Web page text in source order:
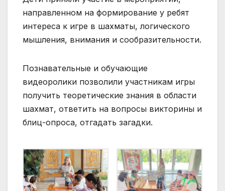
направленном на формирование у ребят
интереса к игре в шахматы, логического
мышления, внимания и сообразительности.
Познавательные и обучающие
видеоролики позволили участникам игры
получить теоретические знания в области
шахмат, ответить на вопросы викторины и
блиц-опроса, отгадать загадки.